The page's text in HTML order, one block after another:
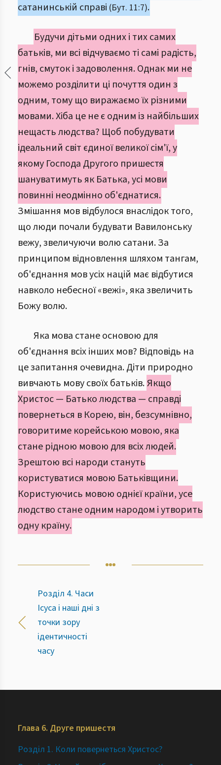
сатанинській справі (Бут. 11:7).
Будучи дітьми одних і тих самих
батьків, ми всі відчуваємо ті самі радість,
гнів, смуток і задоволення. Однак ми не
можемо розділити ці почуття один з
одним, тому що виражаємо їх різними
мовами. Хіба це не є одним із найбільших
нещасть людства? Щоб побудувати
ідеальний світ єдиної великої сім'ї, у
якому Господа Другого пришестя
шануватимуть як Батька, усі мови
повинні неодмінно об'єднатися.
Змішання мов відбулося внаслідок того,
що люди почали будувати Вавилонську
вежу, звеличуючи волю сатани. За
принципом відновлення шляхом тангам,
об'єднання мов усіх націй має відбутися
навколо небесної «вежі», яка звеличить
Божу волю.
Яка мова стане основою для
об'єднання всіх інших мов? Відповідь на
це запитання очевидна. Діти природно
вивчають мову своїх батьків.Якщо
Христос — Батько людства — справді
повернеться в Корею, він, безсумнівно,
говоритиме корейською мовою, яка
стане рідною мовою для всіх людей.
Зрештою всі народи стануть
користуватися мовою Батьківщини.
Користуючись мовою однієї країни, усе
людство стане одним народом і утворить
одну країну.
Розділ 4. Часи
Ісуса і наші дні з
точки зору
ідентичності
часу
Глава 6. Друге пришестя
Розділ 1. Коли повернеться Христос?